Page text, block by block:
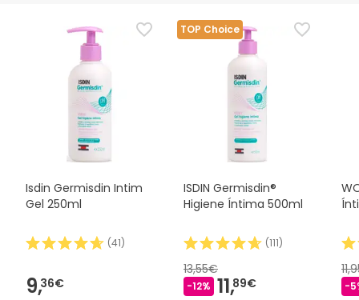
Isdin Germisdin Intim
Gel 250ml
(41)
9,36€
TOP Choice
ISDIN Germisdin®
Higiene Íntima 500ml
(111)
13,55€
-12% 11,89€ -